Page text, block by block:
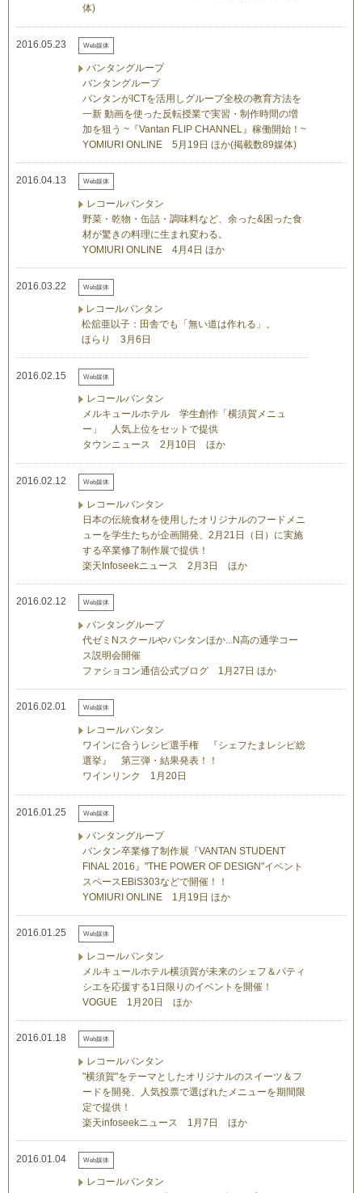
体)
2016.05.23 Web媒体
バンタングループ
バンタングループ
バンタンがICTを活用しグループ全校の教育方法を
一新 動画を使った反転授業で実習・制作時間の増
加を狙う ~『Vantan FLIP CHANNEL』稼働開始！~
YOMIURI ONLINE 5月19日 ほか(掲載数89媒体)
2016.04.13 Web媒体
レコールバンタン
野菜・乾物・缶詰・調味料など、余った&困った食
材が驚きの料理に生まれ変わる。
YOMIURI ONLINE 4月4日 ほか
2016.03.22 Web媒体
レコールバンタン
松舘亜以子：田舎でも「無い道は作れる」。
ほらり 3月6日
2016.02.15 Web媒体
レコールバンタン
メルキュールホテル 学生創作「横須賀メニュ
ー」 人気上位をセットで提供
タウンニュース 2月10日 ほか
2016.02.12 Web媒体
レコールバンタン
日本の伝統食材を使用したオリジナルのフードメニ
ューを学生たちが企画開発、2月21日（日）に実施
する卒業修了制作展で提供！
楽天Infoseekニュース 2月3日 ほか
2016.02.12 Web媒体
バンタングループ
代ゼミNスクールやバンタンほか...N高の通学コー
ス説明会開催
ファショコン通信公式ブログ 1月27日 ほか
2016.02.01 Web媒体
レコールバンタン
ワインに合うレシピ選手権 『シェフたまレシピ総
選挙』 第三弾・結果発表！！
ワインリンク 1月20日
2016.01.25 Web媒体
バンタングループ
バンタン卒業修了制作展『VANTAN STUDENT
FINAL 2016』"THE POWER OF DESIGN"イベント
スペースEBiS303などで開催！！
YOMIURI ONLINE 1月19日 ほか
2016.01.25 Web媒体
レコールバンタン
メルキュールホテル横須賀が未来のシェフ＆パティ
シエを応援する1日限りのイベントを開催！
VOGUE 1月20日 ほか
2016.01.18 Web媒体
レコールバンタン
"横須賀"をテーマとしたオリジナルのスイーツ＆フ
ードを開発、人気投票で選ばれたメニューを期間限
定で提供！
楽天infoseekニュース 1月7日 ほか
2016.01.04 Web媒体
レコールバンタン